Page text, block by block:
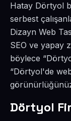
Hatay Dörtyol
serbest
Dizayn Web
SEO ve yapay
böylece
“Dörtyol'de
Dörtyol